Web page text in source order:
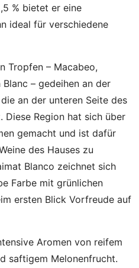
% bietet er eine
ideal für verschiedene
Tropfen – Macabeo,
– gedeihen an der
an der unteren Seite des
Diese Region hat sich über
gemacht und ist dafür
des Hauses zu
Blanco zeichnet sich
Farbe mit grünlichen
ersten Blick Vorfreude auf
Aromen von reifem
saftigem Melonenfrucht.